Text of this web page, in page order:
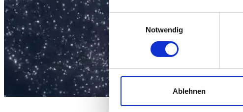
Einwilligungsauswahl
Notwendig
Ablehnen